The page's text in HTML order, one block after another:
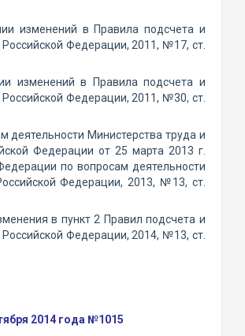
изменений в Правила подсчета и
Федерации, 2011, №17, ст.
изменений в Правила подсчета и
Федерации, 2011, №30, ст.
деятельности Министерства труда и
Федерации от 25 марта 2013 г.
по вопросам деятельности
Федерации, 2013, №13, ст.
в пункт 2 Правил подсчета и
Федерации, 2014, №13, ст.
2014 года №1015